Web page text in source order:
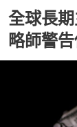
全球長
略師警